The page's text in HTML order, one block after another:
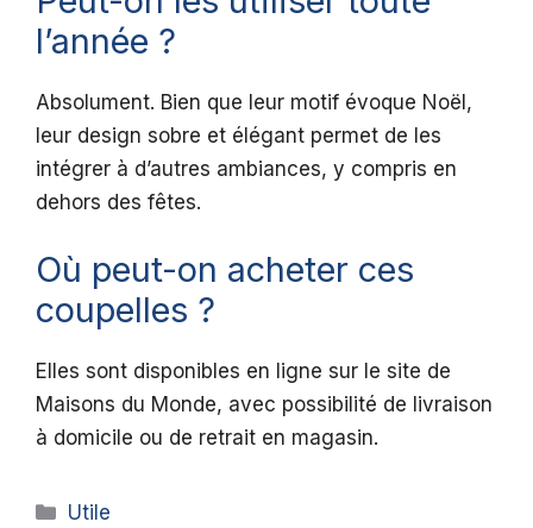
l’année ?
Absolument. Bien que leur motif évoque Noël,
leur design sobre et élégant permet de les
intégrer à d’autres ambiances, y compris en
dehors des fêtes.
Où peut-on acheter ces
coupelles ?
Elles sont disponibles en ligne sur le site de
Maisons du Monde, avec possibilité de livraison
à domicile ou de retrait en magasin.
Catégories
Utile